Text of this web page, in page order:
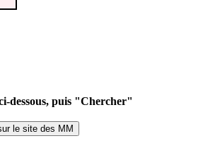
dessous, puis "Chercher"